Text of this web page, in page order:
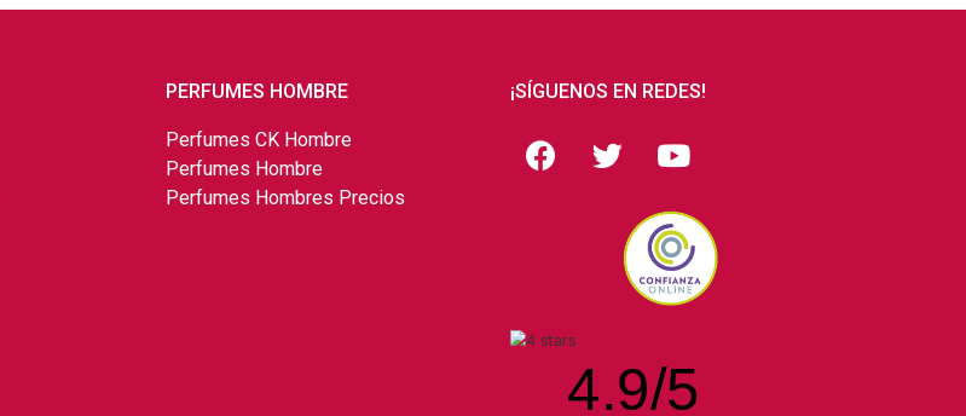
PERFUMES HOMBRE
Perfumes CK Hombre
Perfumes Hombre
Perfumes Hombres Precios
¡SÍGUENOS EN REDES!
4.9/5